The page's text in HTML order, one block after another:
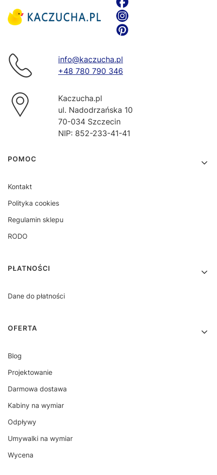
info@kaczucha.pl
+48 780 790 346
Kaczucha.pl
ul. Nadodrzańska 10
70-034 Szczecin
NIP: 852-233-41-41
Linki w stopce
POMOC
Kontakt
Polityka cookies
Regulamin sklepu
RODO
PŁATNOŚCI
Dane do płatności
OFERTA
Blog
Projektowanie
Darmowa dostawa
Kabiny na wymiar
Odpływy
Umywalki na wymiar
Wycena